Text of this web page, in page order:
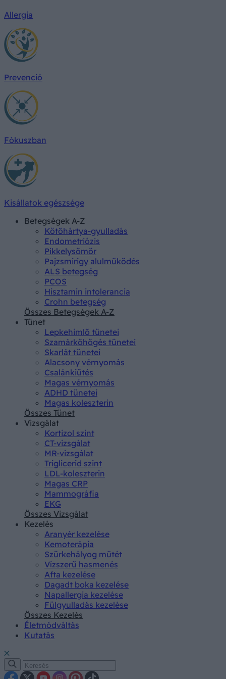
Allergia
Prevenció
Fókuszban
Kisállatok egészsége
Betegségek A-Z
Kötőhártya-gyulladás
Endometriózis
Pikkelysömör
Pajzsmirigy alulműködés
ALS betegség
PCOS
Hisztamin intolerancia
Crohn betegség
Összes Betegségek A-Z
Tünet
Lepkehimlő tünetei
Szamárköhögés tünetei
Skarlát tünetei
Alacsony vérnyomás
Csalánkiütés
Magas vérnyomás
ADHD tünetei
Magas koleszterin
Összes Tünet
Vizsgálat
Kortizol szint
CT-vizsgálat
MR-vizsgálat
Triglicerid szint
LDL-koleszterin
Magas CRP
Mammográfia
EKG
Összes Vizsgálat
Kezelés
Aranyér kezelése
Kemoterápia
Szürkehályog műtét
Vízszerű hasmenés
Afta kezelése
Dagadt boka kezelése
Napallergia kezelése
Fülgyulladás kezelése
Összes Kezelés
Életmódváltás
Kutatás